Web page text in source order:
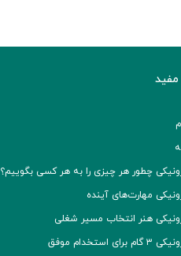
چطور هر چیزی را به هر کسی بگوییم؟
مهارت‌های آینده
هنر انتخاب مسیر شغلی
استخدام موفق